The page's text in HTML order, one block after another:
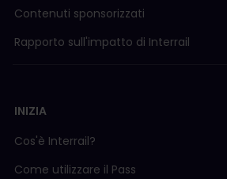
Contenuti sponsorizzati
Rapporto sull'impatto di Interrail
INIZIA
Cos'è Interrail?
Come utilizzare il Pass